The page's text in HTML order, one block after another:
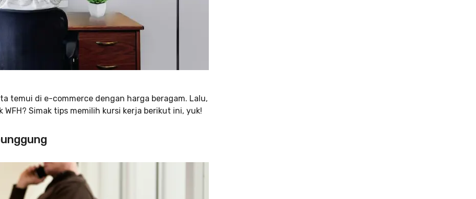
temui di e-commerce dengan harga beragam. Lalu,
Simak tips memilih kursi kerja berikut ini, yuk!